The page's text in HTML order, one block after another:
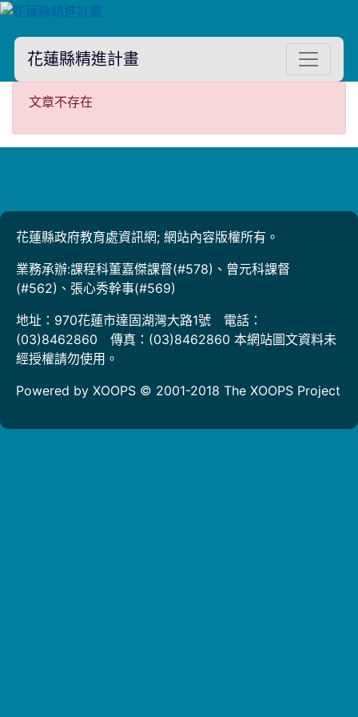
花蓮縣精進計畫
文章不存在
文章不存在
花蓮縣政府教育處資訊網; 網站內容版權所有。
業務承辦:課程科董嘉傑課督(#578)、曾元科課督
(#562)、張心秀幹事(#569)
地址：970花蓮市達固湖灣大路1號 電話：
(03)8462860 傳真：(03)8462860 本網站圖文資料未
經授權請勿使用。
Powered by XOOPS © 2001-2018 The XOOPS Project